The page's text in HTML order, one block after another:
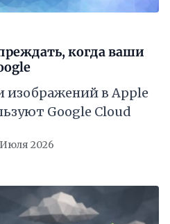
когда ваши
изображений в Apple
Google Cloud
2026